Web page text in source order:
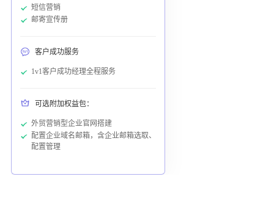
短信营销
邮寄宣传册
客户成功服务
1v1客户成功经理全程服务
可选附加权益包：
外贸营销型企业官网搭建
配置企业域名邮箱，含企业邮箱选取、
配置管理